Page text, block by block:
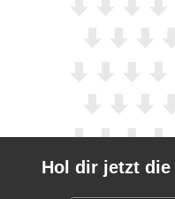
Hol dir jetzt die